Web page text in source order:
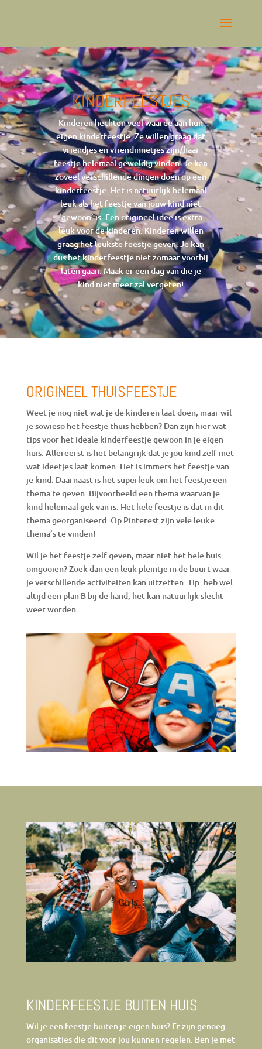
KINDERFEESTJES
Kinderen hechten veel waarde aan hun
eigen kinderfeestje. Ze willen graag dat
vriendjes en vriendinnetjes zijn/haar
feestje helemaal geweldig vinden. Je kan
zoveel verschillende dingen doen op een
kinderfeestje. Het is natuurlijk helemaal
leuk als het feestje van jouw kind niet
‘gewoon’ is. Een origineel idee is extra
leuk voor de kinderen. Kinderen willen
graag het leukste feestje geven. Je kan
dus het kinderfeestje niet zomaar voorbij
laten gaan. Maak er een dag van die je
kind niet meer zal vergeten!
ORIGINEEL THUISFEESTJE
Weet je nog niet wat je de kinderen laat doen, maar wil
je sowieso het feestje thuis hebben? Dan zijn hier wat
tips voor het ideale kinderfeestje gewoon in je eigen
huis. Allereerst is het belangrijk dat je jou kind zelf met
wat ideetjes laat komen. Het is immers het feestje van
je kind. Daarnaast is het superleuk om het feestje een
thema te geven. Bijvoorbeeld een thema waarvan je
kind helemaal gek van is. Het hele feestje is dat in dit
thema georganiseerd. Op Pinterest zijn vele leuke
thema’s te vinden!
Wil je het feestje zelf geven, maar niet het hele huis
omgooien? Zoek dan een leuk pleintje in de buurt waar
je verschillende activiteiten kan uitzetten. Tip: heb wel
altijd een plan B bij de hand, het kan natuurlijk slecht
weer worden.
KINDERFEESTJE BUITEN HUIS
Wil je een feestje buiten je eigen huis? Er zijn genoeg
organisaties die dit voor jou kunnen regelen. Ben je met